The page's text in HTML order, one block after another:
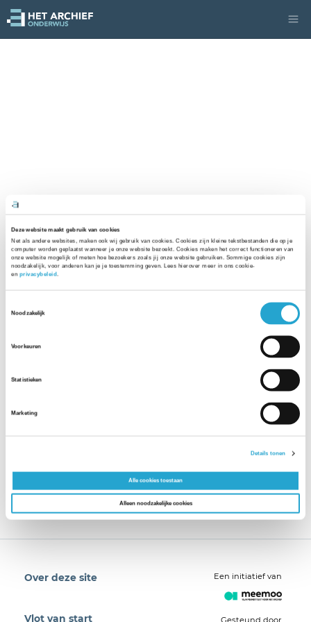
Deze website maakt gebruik van cookies
Net als andere websites, maken ook wij gebruik van cookies. Cookies zijn kleine tekstbestanden die op je
computer worden geplaatst wanneer je onze website bezoekt. Cookies maken het correct functioneren van
onze website mogelijk of meten hoe bezoekers zoals jij onze website gebruiken. Sommige cookies zijn
noodzakelijk, voor anderen kan je je toestemming geven. Lees hierover meer in ons cookie-
en privacybeleid.
Noodzakelijk
Voorkeuren
Statistieken
Marketing
Details tonen
Alle cookies toestaan
Alleen noodzakelijke cookies
Over deze site
Vlot van start
Een initiatief van
Gesteund door